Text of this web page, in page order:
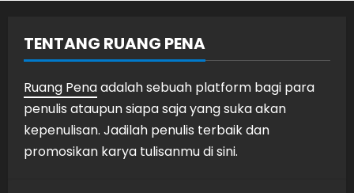
TENTANG RUANG PENA
Ruang Penaadalah sebuah platform bagi para
penulis ataupun siapa saja yang suka akan
kepenulisan. Jadilah penulis terbaik dan
promosikan karya tulisanmu di sini.